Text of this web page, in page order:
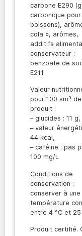
carbone E290
carbonique pour
boissons),
cola », arômes,
additifs
conservateur :
benzoate de
E211.
Valeur
pour 100 sm³ de
produit :
– glucides : 11 g,
– valeur
44 kcal,
– caféine : pas
100 mg/L
Conditions de
conservation :
conserver à une
température
entre 4 °C et 25
Produit certifié.